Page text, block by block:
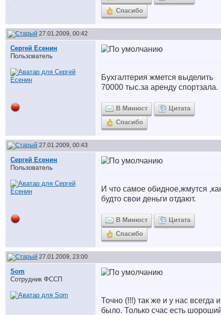
Спасибо
27.01.2009, 00:42
Сергей Есенин
Пользователь
Бухгалтерия жмется выделить
70000 тыс.за аренду спортзала.
В Минюст
Цитата
Спасибо
27.01.2009, 00:43
Сергей Есенин
Пользователь
И что самое обидное,жмутся
будто свои деньги отдают.
В Минюст
Цитата
Спасибо
27.01.2009, 23:00
Som
Сотрудник ФССП
Точно (!!!) так же и у нас всегда и
было. Только счас есть